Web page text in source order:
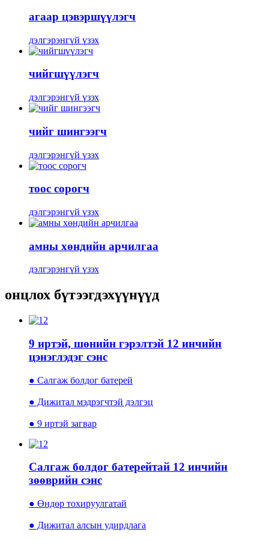
агаар цэвэршүүлэгч
дэлгэрэнгүй үзэх
чийгшүүлэгч
дэлгэрэнгүй үзэх
чийг шингээгч
дэлгэрэнгүй үзэх
тоос сорогч
дэлгэрэнгүй үзэх
амны хөндийн арчилгаа
дэлгэрэнгүй үзэх
онцлох бүтээгдэхүүнүүд
9 иртэй, шөнийн гэрэлтэй 12 инчийн
цэнэглэдэг сэнс
● Салгаж болдог батерей
● Дижитал мэдрэгчтэй дэлгэц
● 9 иртэй загвар
Салгаж болдог батерейтай 12 инчийн
зөөврийн сэнс
● Өндөр тохируулгатай
● Дижитал алсын удирдлага